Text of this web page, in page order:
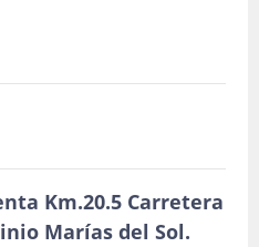
Km.20.5 Carretera
Marías del Sol.